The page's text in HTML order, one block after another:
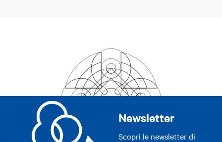
Newsletter
Scopri le newsletter di